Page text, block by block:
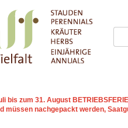
bis zum 31. August
müssen nachgepackt werden,